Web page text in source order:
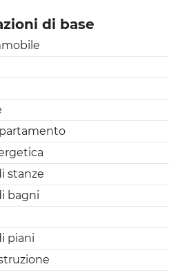
di base
stanze
bagni
piani